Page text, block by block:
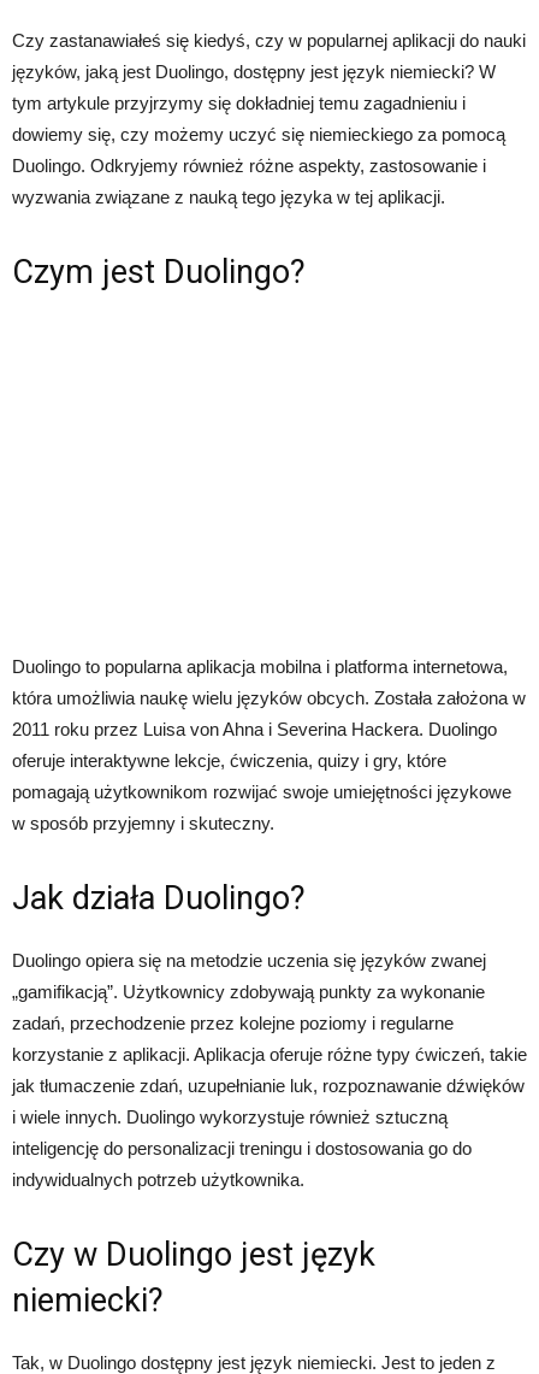
Czy zastanawiałeś się kiedyś, czy w popularnej aplikacji do nauki
języków, jaką jest Duolingo, dostępny jest język niemiecki? W
tym artykule przyjrzymy się dokładniej temu zagadnieniu i
dowiemy się, czy możemy uczyć się niemieckiego za pomocą
Duolingo. Odkryjemy również różne aspekty, zastosowanie i
wyzwania związane z nauką tego języka w tej aplikacji.
Czym jest Duolingo?
Duolingo to popularna aplikacja mobilna i platforma internetowa,
która umożliwia naukę wielu języków obcych. Została założona w
2011 roku przez Luisa von Ahna i Severina Hackera. Duolingo
oferuje interaktywne lekcje, ćwiczenia, quizy i gry, które
pomagają użytkownikom rozwijać swoje umiejętności językowe
w sposób przyjemny i skuteczny.
Jak działa Duolingo?
Duolingo opiera się na metodzie uczenia się języków zwanej
„gamifikacją”. Użytkownicy zdobywają punkty za wykonanie
zadań, przechodzenie przez kolejne poziomy i regularne
korzystanie z aplikacji. Aplikacja oferuje różne typy ćwiczeń, takie
jak tłumaczenie zdań, uzupełnianie luk, rozpoznawanie dźwięków
i wiele innych. Duolingo wykorzystuje również sztuczną
inteligencję do personalizacji treningu i dostosowania go do
indywidualnych potrzeb użytkownika.
Czy w Duolingo jest język
niemiecki?
Tak, w Duolingo dostępny jest język niemiecki. Jest to jeden z